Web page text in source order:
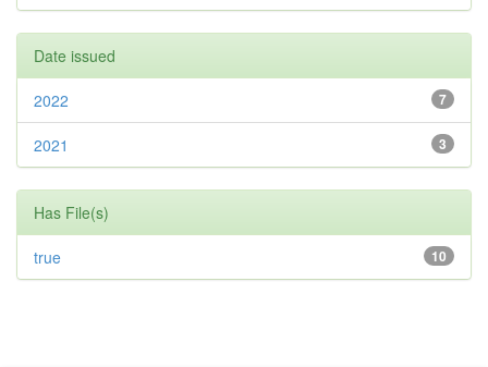
Date issued
7
2022
3
2021
Has File(s)
10
true